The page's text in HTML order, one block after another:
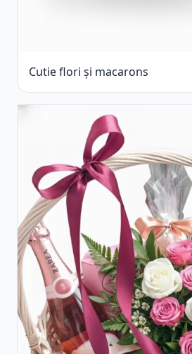
Cutie flori și macarons